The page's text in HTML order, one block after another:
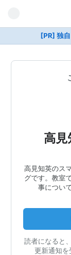
[PR] 独
高
高見知英のス
グです。教室
事につい
読者になると
更新通知を